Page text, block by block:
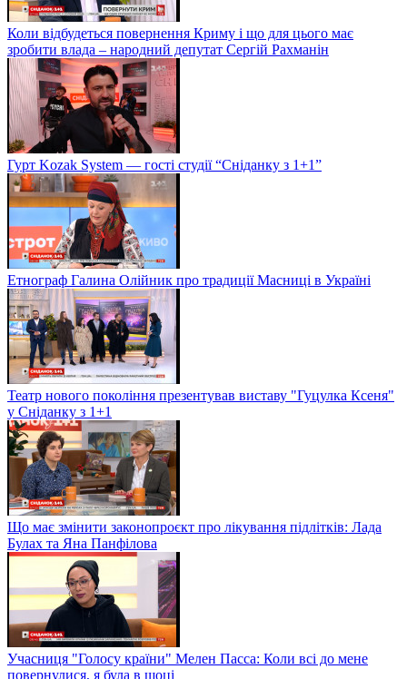
Коли відбудеться повернення Криму і що для цього має
зробити влада – народний депутат Сергій Рахманін
Гурт Kozak System — гості студії “Сніданку з 1+1”
Етнограф Галина Олійник про традиції Масниці в Україні
Театр нового покоління презентував виставу "Гуцулка Ксеня"
у Сніданку з 1+1
Що має змінити законопроєкт про лікування підлітків: Лада
Булах та Яна Панфілова
Учасниця "Голосу країни" Мелен Пасса: Коли всі до мене
повернулися, я була в шоці